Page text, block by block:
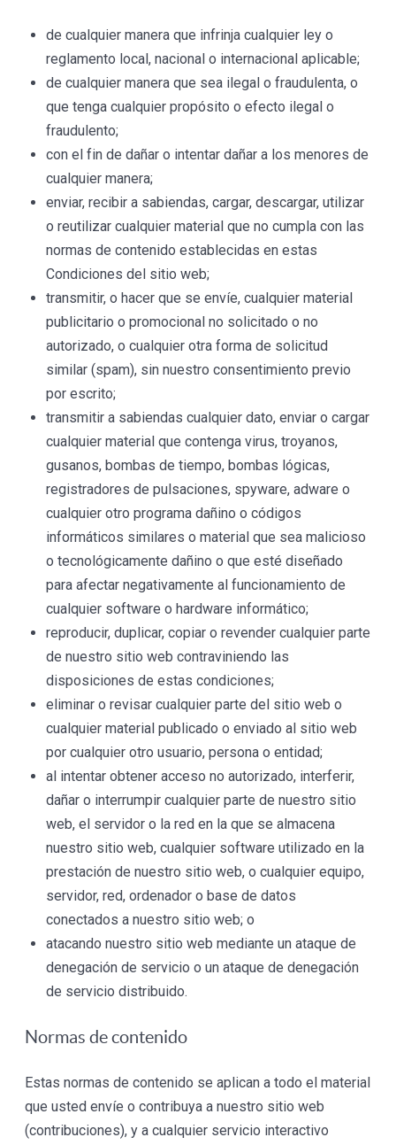
de cualquier manera que infrinja cualquier ley o
reglamento local, nacional o internacional aplicable;
de cualquier manera que sea ilegal o fraudulenta, o
que tenga cualquier propósito o efecto ilegal o
fraudulento;
con el fin de dañar o intentar dañar a los menores de
cualquier manera;
enviar, recibir a sabiendas, cargar, descargar, utilizar
o reutilizar cualquier material que no cumpla con las
normas de contenido establecidas en estas
Condiciones del sitio web;
transmitir, o hacer que se envíe, cualquier material
publicitario o promocional no solicitado o no
autorizado, o cualquier otra forma de solicitud
similar (spam), sin nuestro consentimiento previo
por escrito;
transmitir a sabiendas cualquier dato, enviar o cargar
cualquier material que contenga virus, troyanos,
gusanos, bombas de tiempo, bombas lógicas,
registradores de pulsaciones, spyware, adware o
cualquier otro programa dañino o códigos
informáticos similares o material que sea malicioso
o tecnológicamente dañino o que esté diseñado
para afectar negativamente al funcionamiento de
cualquier software o hardware informático;
reproducir, duplicar, copiar o revender cualquier parte
de nuestro sitio web contraviniendo las
disposiciones de estas condiciones;
eliminar o revisar cualquier parte del sitio web o
cualquier material publicado o enviado al sitio web
por cualquier otro usuario, persona o entidad;
al intentar obtener acceso no autorizado, interferir,
dañar o interrumpir cualquier parte de nuestro sitio
web, el servidor o la red en la que se almacena
nuestro sitio web, cualquier software utilizado en la
prestación de nuestro sitio web, o cualquier equipo,
servidor, red, ordenador o base de datos
conectados a nuestro sitio web; o
atacando nuestro sitio web mediante un ataque de
denegación de servicio o un ataque de denegación
de servicio distribuido.
Normas de contenido
Estas normas de contenido se aplican a todo el material
que usted envíe o contribuya a nuestro sitio web
(contribuciones), y a cualquier servicio interactivo